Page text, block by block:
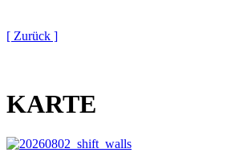
[ Zurück ]
KARTE